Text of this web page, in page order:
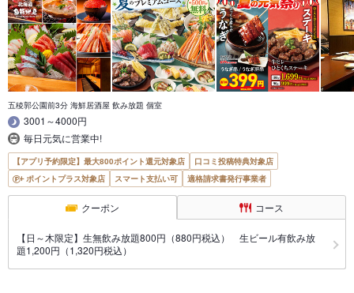
五稜郭公園前3分 海鮮居酒屋 飲み放題 個室
3001～4000円
毎日元気に営業中!
【アプリ予約限定】最大800ポイント還元対象店
口コミ投稿特典対象店
ポイントプラス対象店
スマート支払い可 適格請求書発行事業者
クーポン コース
【日～木限定】生無飲み放題800円（880円税込） 生ビール有飲み放
題1,200円（1,320円税込）